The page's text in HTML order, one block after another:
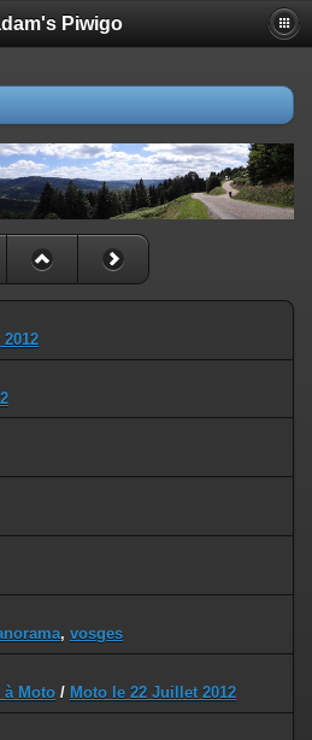
Piwigo
, vosges
à Moto / Moto le 22 Juillet 2012